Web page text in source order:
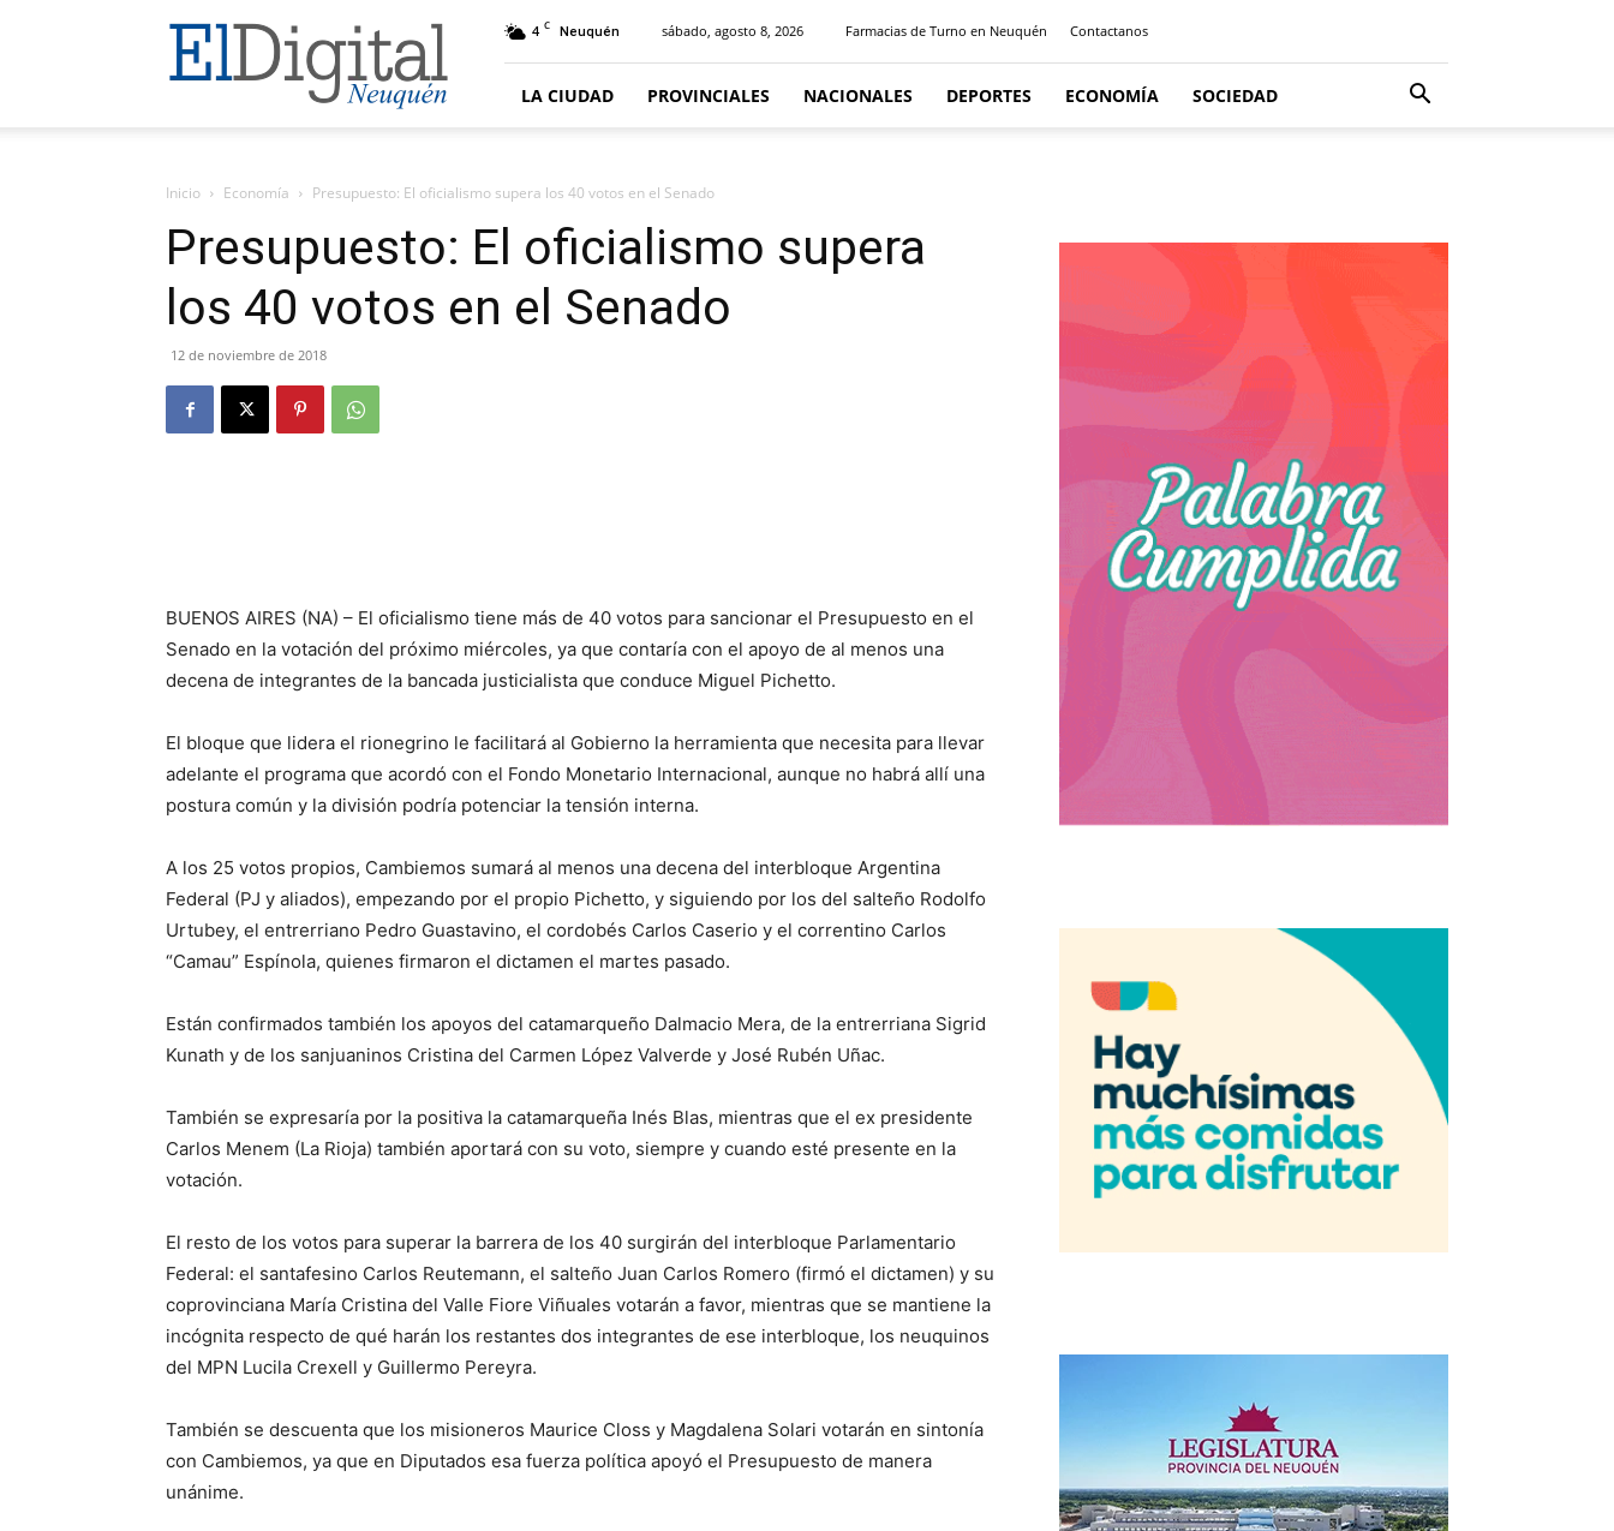
El
Digital
Neuquen
4 C Neuquén sábado, agosto 8, 2026 Farmacias de Turno en Neuquén Contactanos
LA CIUDAD PROVINCIALES NACIONALES DEPORTES ECONOMÍA SOCIEDAD
Inicio Economía Presupuesto: El oficialismo supera los 40 votos en el Senado
Presupuesto: El oficialismo supera
los 40 votos en el Senado
12 de noviembre de 2018
BUENOS AIRES (NA) – El oficialismo tiene más de 40 votos para sancionar el Presupuesto en el
Senado en la votación del próximo miércoles, ya que contaría con el apoyo de al menos una
decena de integrantes de la bancada justicialista que conduce Miguel Pichetto.
El bloque que lidera el rionegrino le facilitará al Gobierno la herramienta que necesita para llevar
adelante el programa que acordó con el Fondo Monetario Internacional, aunque no habrá allí una
postura común y la división podría potenciar la tensión interna.
A los 25 votos propios, Cambiemos sumará al menos una decena del interbloque Argentina
Federal (PJ y aliados), empezando por el propio Pichetto, y siguiendo por los del salteño Rodolfo
Urtubey, el entrerriano Pedro Guastavino, el cordobés Carlos Caserio y el correntino Carlos
“Camau” Espínola, quienes firmaron el dictamen el martes pasado.
Están confirmados también los apoyos del catamarqueño Dalmacio Mera, de la entrerriana Sigrid
Kunath y de los sanjuaninos Cristina del Carmen López Valverde y José Rubén Uñac.
También se expresaría por la positiva la catamarqueña Inés Blas, mientras que el ex presidente
Carlos Menem (La Rioja) también aportará con su voto, siempre y cuando esté presente en la
votación.
El resto de los votos para superar la barrera de los 40 surgirán del interbloque Parlamentario
Federal: el santafesino Carlos Reutemann, el salteño Juan Carlos Romero (firmó el dictamen) y su
coprovinciana María Cristina del Valle Fiore Viñuales votarán a favor, mientras que se mantiene la
incógnita respecto de qué harán los restantes dos integrantes de ese interbloque, los neuquinos
del MPN Lucila Crexell y Guillermo Pereyra.
También se descuenta que los misioneros Maurice Closs y Magdalena Solari votarán en sintonía
con Cambiemos, ya que en Diputados esa fuerza política apoyó el Presupuesto de manera
unánime.